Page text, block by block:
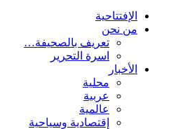
الإفتتاحية
من نحن
تعريف بالصحيفة…
اسرة التحرير
الأخبار
محلية
عربية
عالمية
إقتصادية وسياحية